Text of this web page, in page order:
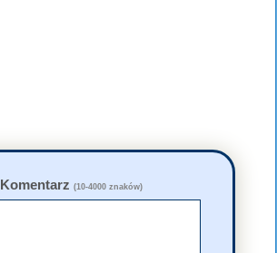
Komentarz (10-4000 znaków)